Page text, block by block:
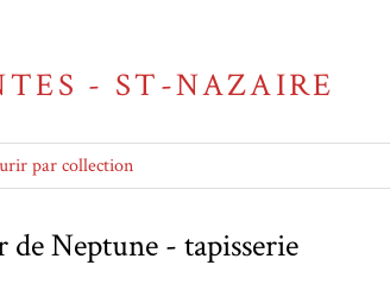
- ST-NAZAIRE
par collection
Neptune - tapisserie